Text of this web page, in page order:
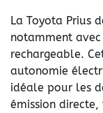
La Toyota Prius
notamment avec
rechargeable.
autonomie
idéale pour les
émission